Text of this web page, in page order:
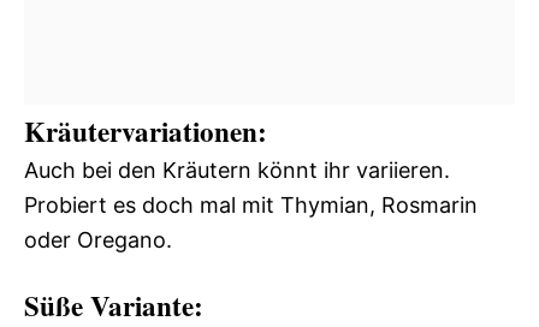
Kräutervariationen:
Auch bei den Kräutern könnt ihr variieren.
Probiert es doch mal mit Thymian, Rosmarin
oder Oregano.
Süße Variante: